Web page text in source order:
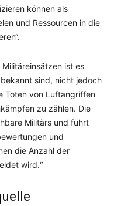
können als
und Ressourcen in die
ist es
sind, nicht jedoch
Toten von Luftangriffen
zu zählen. Die
Militärs und führt
und
die Anzahl der
wird.“